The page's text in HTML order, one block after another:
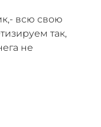
всю свою
так,
не